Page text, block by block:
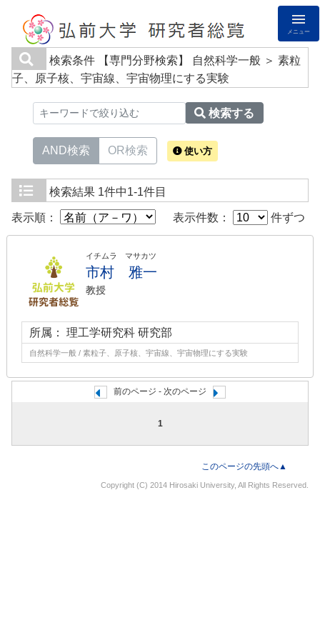
メニュー
検索条件
【専門分野検索】 自然科学一般 ＞ 素粒
子、原子核、宇宙線、宇宙物理にする実験
検索する
AND検索 OR検索 使い方
検索結果 1件中1-1件目
表示順： 表示件数： 件ずつ
イチムラ マサカツ
市村 雅一
教授
所属： 理工学研究科 研究部
自然科学一般 / 素粒子、原子核、宇宙線、宇宙物理にする実験
前のページ - 次のページ
1
このページの先頭へ▲
Copyright (C) 2014 Hirosaki University, All Rights Reserved.